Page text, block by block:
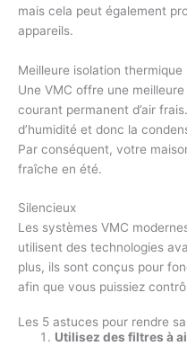
mais cela peut également
appareils.
Meilleure isolation thermique
Une VMC offre une meilleure
courant permanent d’air
d’humidité et donc la
Par conséquent, votre
fraîche en été.
Silencieux
Les systèmes VMC
utilisent des technologies
plus, ils sont conçus pour
afin que vous puissiez
Les 5 astuces pour rendre
Utilisez des filtres à